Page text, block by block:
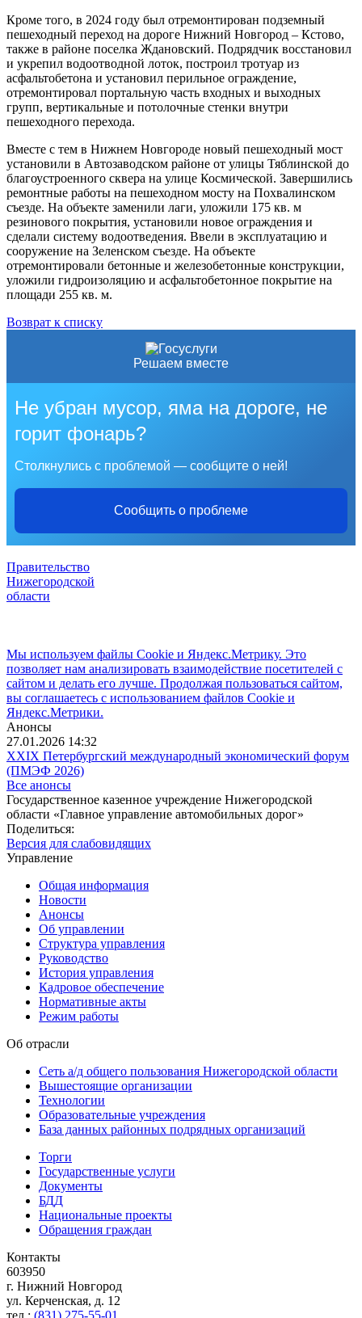
Кроме того, в 2024 году был отремонтирован подземный
пешеходный переход на дороге Нижний Новгород – Кстово,
также в районе поселка Ждановский. Подрядчик восстановил
и укрепил водоотводной лоток, построил тротуар из
асфальтобетона и установил перильное ограждение,
отремонтировал портальную часть входных и выходных
групп, вертикальные и потолочные стенки внутри
пешеходного перехода.
Вместе с тем в Нижнем Новгороде новый пешеходный мост
установили в Автозаводском районе от улицы Тяблинской до
благоустроенного сквера на улице Космической. Завершились
ремонтные работы на пешеходном мосту на Похвалинском
съезде. На объекте заменили лаги, уложили 175 кв. м
резинового покрытия, установили новое ограждения и
сделали систему водоотведения. Ввели в эксплуатацию и
сооружение на Зеленском съезде. На объекте
отремонтировали бетонные и железобетонные конструкции,
уложили гидроизоляцию и асфальтобетонное покрытие на
площади 255 кв. м.
Возврат к списку
Решаем вместе
Не убран мусор, яма на дороге, не
горит фонарь?
Столкнулись с проблемой — сообщите о ней!
Сообщить о проблеме
Правительство
Нижегородской
области
Мы используем файлы Cookie и Яндекс.Метрику. Это
позволяет нам анализировать взаимодействие посетителей с
сайтом и делать его лучше. Продолжая пользоваться сайтом,
вы соглашаетесь с использованием файлов Cookie и
Яндекс.Метрики.
Анонсы
27.01.2026 14:32
XXIX Петербургский международный экономический форум
(ПМЭФ 2026)
Все анонсы
Государственное казенное учреждение Нижегородской
области «Главное управление автомобильных дорог»
Поделиться:
Версия для слабовидящих
Управление
Общая информация
Новости
Анонсы
Об управлении
Структура управления
Руководство
История управления
Кадровое обеспечение
Нормативные акты
Режим работы
Об отрасли
Сеть а/д общего пользования Нижегородской области
Вышестоящие организации
Технологии
Образовательные учреждения
База данных районных подрядных организаций
Торги
Государственные услуги
Документы
БДД
Национальные проекты
Обращения граждан
Контакты
603950
г. Нижний Новгород
ул. Керченская, д. 12
тел.: (831) 275-55-01